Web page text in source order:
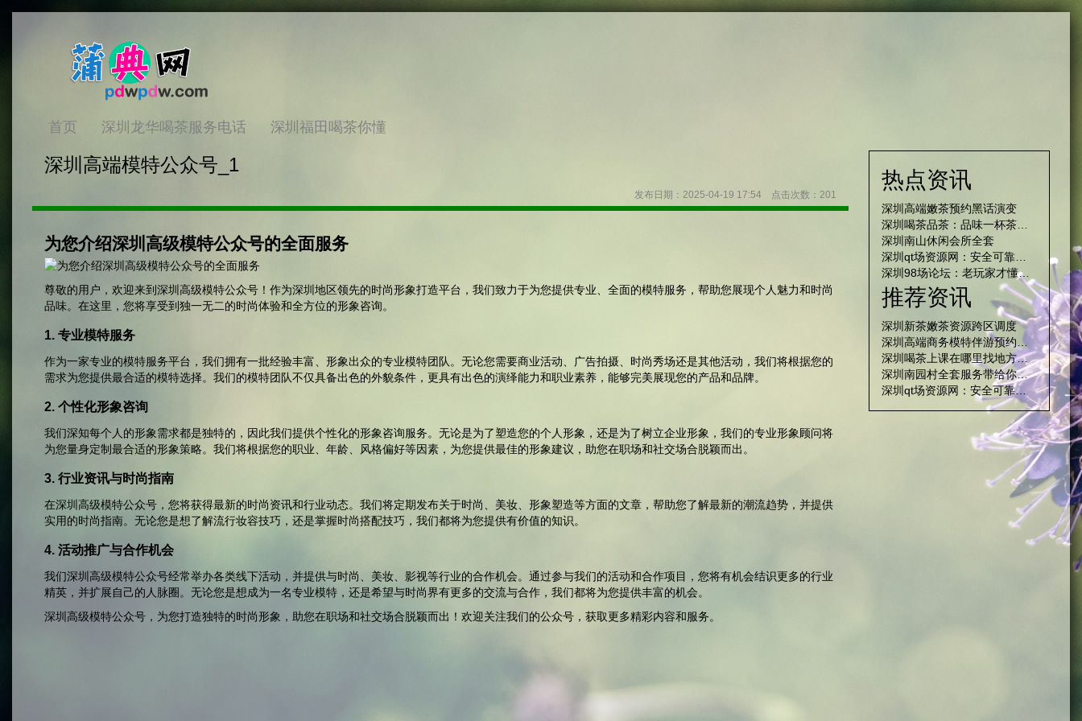
首页 深圳龙华喝茶服务电话 深圳福田喝茶你懂
深圳高端模特公众号_1
发布日期：2025-04-19 17:54 点击次数：201
为您介绍深圳高级模特公众号的全面服务
尊敬的用户，欢迎来到深圳高级模特公众号！作为深圳地区领先的时尚形象打造平台，我们致力于为您提供专业、全面的模特服务，帮助您展现个人魅力和时尚
品味。在这里，您将享受到独一无二的时尚体验和全方位的形象咨询。
1. 专业模特服务
作为一家专业的模特服务平台，我们拥有一批经验丰富、形象出众的专业模特团队。无论您需要商业活动、广告拍摄、时尚秀场还是其他活动，我们将根据您的
需求为您提供最合适的模特选择。我们的模特团队不仅具备出色的外貌条件，更具有出色的演绎能力和职业素养，能够完美展现您的产品和品牌。
2. 个性化形象咨询
我们深知每个人的形象需求都是独特的，因此我们提供个性化的形象咨询服务。无论是为了塑造您的个人形象，还是为了树立企业形象，我们的专业形象顾问将
为您量身定制最合适的形象策略。我们将根据您的职业、年龄、风格偏好等因素，为您提供最佳的形象建议，助您在职场和社交场合脱颖而出。
3. 行业资讯与时尚指南
在深圳高级模特公众号，您将获得最新的时尚资讯和行业动态。我们将定期发布关于时尚、美妆、形象塑造等方面的文章，帮助您了解最新的潮流趋势，并提供
实用的时尚指南。无论您是想了解流行妆容技巧，还是掌握时尚搭配技巧，我们都将为您提供有价值的知识。
4. 活动推广与合作机会
我们深圳高级模特公众号经常举办各类线下活动，并提供与时尚、美妆、影视等行业的合作机会。通过参与我们的活动和合作项目，您将有机会结识更多的行业
精英，并扩展自己的人脉圈。无论您是想成为一名专业模特，还是希望与时尚界有更多的交流与合作，我们都将为您提供丰富的机会。
深圳高级模特公众号，为您打造独特的时尚形象，助您在职场和社交场合脱颖而出！欢迎关注我们的公众号，获取更多精彩内容和服务。
热点资讯
深圳高端嫩茶预约黑话演变
深圳南山休闲会所全套
深圳98场论坛：老玩家才懂的梗
推荐资讯
深圳新茶嫩茶资源跨区调度
深圳高端商务模特伴游预约，尽享奢华！
深圳喝茶上课在哪里找地方，发现品茶学习的好去处！
深圳南园村全套服务带给你快感
深圳qt场资源网：安全可靠的本地信息平台